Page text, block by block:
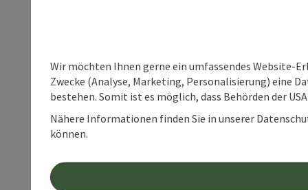
Wir möchten Ihnen gerne ein umfassendes Website-
Zwecke (Analyse, Marketing, Personalisierung) eine
bestehen. Somit ist es möglich, dass Behörden der
Nähere Informationen finden Sie in unserer
können.